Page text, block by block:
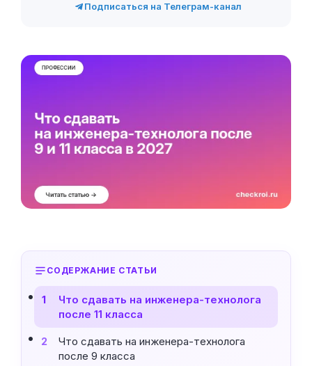
Подписаться на Телеграм-канал
СОДЕРЖАНИЕ СТАТЬИ
1
Что сдавать на инженера-технолога
после 11 класса
2
Что сдавать на инженера-технолога
после 9 класса